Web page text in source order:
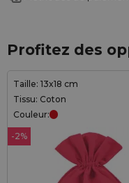
Profitez des
Taille: 13x18 cm
Tissu: Coton
Couleur:
-2%